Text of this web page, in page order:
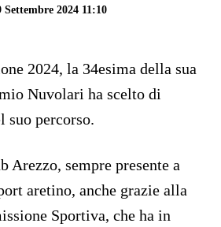
Settembre 2024 11:10
2024, la 34esima della sua
Nuvolari ha scelto di
suo percorso.
Arezzo, sempre presente a
aretino, anche grazie alla
Sportiva, che ha in